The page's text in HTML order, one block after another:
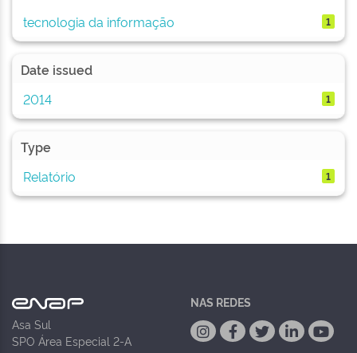
tecnologia da informação 1
Date issued
2014
1
Type
Relatório
1
Asa Sul
SPO Área Especial 2-A
NAS REDES